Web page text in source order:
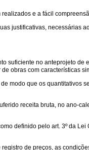
e a fácil
justificativas, necessárias
suficiente no anteprojeto de
obras com características
modo que os quantitativos
receita bruta, no ano-
definido pelo art. 3º da Lei
de preços, as